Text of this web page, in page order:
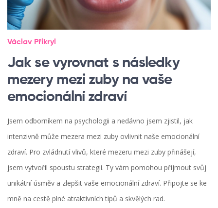
Václav Přikryl
Jak se vyrovnat s následky
mezery mezi zuby na vaše
emocionální zdraví
Jsem odborníkem na psychologii a nedávno jsem zjistil, jak
intenzivně může mezera mezi zuby ovlivnit naše emocionální
zdraví. Pro zvládnutí vlivů, které mezeru mezi zuby přinášejí,
jsem vytvořil spoustu strategií. Ty vám pomohou přijmout svůj
unikátní úsměv a zlepšit vaše emocionální zdraví. Připojte se ke
mně na cestě plné atraktivních tipů a skvělých rad.